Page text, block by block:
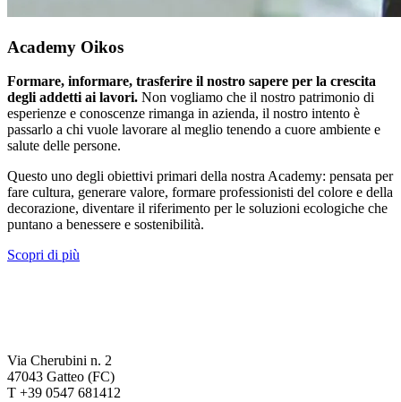
Academy Oikos
Formare, informare, trasferire il nostro sapere per la crescita
degli addetti ai lavori. Non vogliamo che il nostro patrimonio di
esperienze e conoscenze rimanga in azienda, il nostro intento è
passarlo a chi vuole lavorare al meglio tenendo a cuore ambiente e
salute delle persone.
Questo uno degli obiettivi primari della nostra Academy: pensata per
fare cultura, generare valore, formare professionisti del colore e della
decorazione, diventare il riferimento per le soluzioni ecologiche che
puntano a benessere e sostenibilità.
Scopri di più
Via Cherubini n. 2
47043 Gatteo (FC)
T +39 0547 681412